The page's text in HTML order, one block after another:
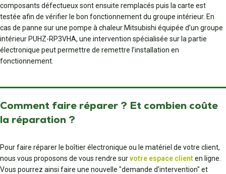
composants défectueux sont ensuite remplacés puis la carte est
testée afin de vérifier le bon fonctionnement du groupe intérieur. En
cas de panne sur une pompe à chaleur Mitsubishi équipée d’un groupe
intérieur PUHZ-RP3VHA, une intervention spécialisée sur la partie
électronique peut permettre de remettre l’installation en
fonctionnement.
Comment faire réparer ? Et combien coûte
la réparation ?
Pour faire réparer le boîtier électronique ou le matériel de votre client,
nous vous proposons de vous rendre survotre espace clienten ligne.
Vous pourrez ainsi faire une nouvelle "demande d'intervention" et